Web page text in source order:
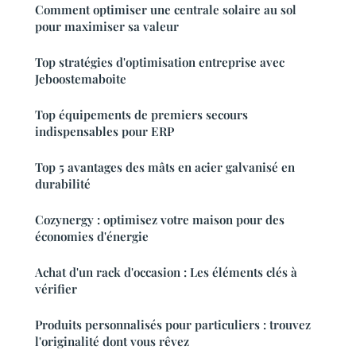
Comment optimiser une centrale solaire au sol
pour maximiser sa valeur
Top stratégies d'optimisation entreprise avec
Jeboostemaboite
Top équipements de premiers secours
indispensables pour ERP
Top 5 avantages des mâts en acier galvanisé en
durabilité
Cozynergy : optimisez votre maison pour des
économies d'énergie
Achat d'un rack d'occasion : Les éléments clés à
vérifier
Produits personnalisés pour particuliers : trouvez
l'originalité dont vous rêvez